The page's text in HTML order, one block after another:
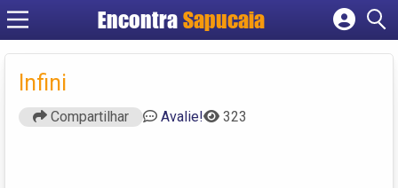
Encontra
Cadastrar empresa
Infini
Compartilhar Avalie! 323